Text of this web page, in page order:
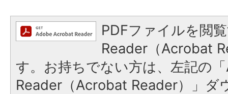
PDFファイルを閲
Reader（Acrobat
す。お持ちでない方は、左記の
Reader（Acrobat Reader）」ダ